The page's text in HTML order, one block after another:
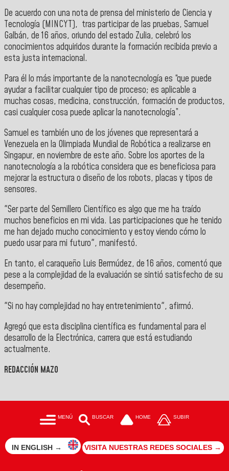
De acuerdo con una nota de prensa del ministerio de Ciencia y
Tecnología (MINCYT), tras participar de las pruebas, Samuel
Galbán, de 16 años, oriundo del estado Zulia, celebró los
conocimientos adquiridos durante la formación recibida previo a
esta justa internacional.
Para él lo más importante de la nanotecnología es “que puede
ayudar a facilitar cualquier tipo de proceso; es aplicable a
muchas cosas, medicina, construcción, formación de productos,
casi cualquier cosa puede aplicar la nanotecnología”.
Samuel es también uno de los jóvenes que representará a
Venezuela en la Olimpiada Mundial de Robótica a realizarse en
Singapur, en noviembre de este año. Sobre los aportes de la
nanotecnología a la robótica considera que es beneficiosa para
mejorar la estructura o diseño de los robots, placas y tipos de
sensores.
"Ser parte del Semillero Científico es algo que me ha traído
muchos beneficios en mi vida. Las participaciones que he tenido
me han dejado mucho conocimiento y estoy viendo cómo lo
puedo usar para mi futuro", manifestó.
En tanto, el caraqueño Luis Bermúdez, de 16 años, comentó que
pese a la complejidad de la evaluación se sintió satisfecho de su
desempeño.
"Si no hay complejidad no hay entretenimiento", afirmó.
Agregó que esta disciplina científica es fundamental para el
desarrollo de la Electrónica, carrera que está estudiando
actualmente.
REDACCIÓN MAZO
MENÚ BUSCAR HOME SUBIR
IN ENGLISH → VISITA NUESTRAS REDES SOCIALES →